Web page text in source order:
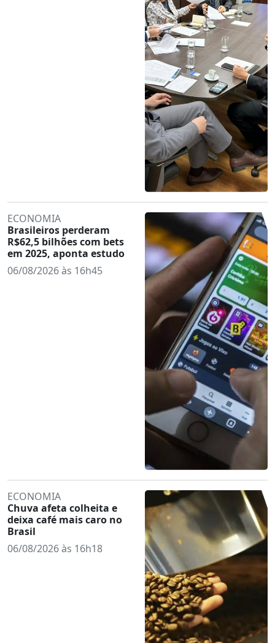
ECONOMIA
Brasileiros perderam
R$62,5 bilhões com bets
em 2025, aponta estudo
06/08/2026 às 16h45
ECONOMIA
Chuva afeta colheita e
deixa café mais caro no
Brasil
06/08/2026 às 16h18